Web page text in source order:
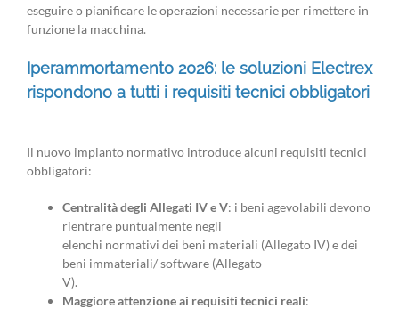
eseguire o pianificare le operazioni necessarie per rimettere in
funzione la macchina.
Iperammortamento 2026: le soluzioni Electrex
rispondono a tutti i requisiti tecnici obbligatori
Il nuovo impianto normativo introduce alcuni requisiti tecnici
obbligatori:
Centralità degli Allegati IV e V: i beni agevolabili devono
rientrare puntualmente negli
elenchi normativi dei beni materiali (Allegato IV) e dei
beni immateriali/ software (Allegato
V).
Maggiore attenzione ai requisiti tecnici reali: